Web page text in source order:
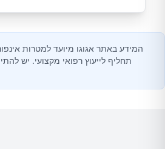
המידע באתר אגוגו מיועד למטרות
תחליף לייעוץ רפואי מקצועי. יש